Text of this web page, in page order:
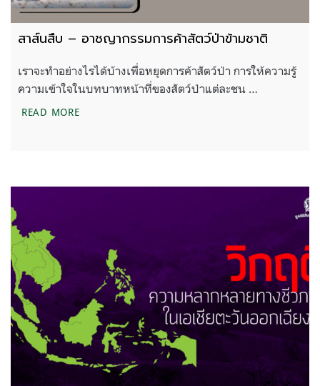
สาส์นสืบ – อาชญากรรมการค้าสัตว์ป่าข้ามชาติ
เราจะทำอย่างไรได้บ้างเพื่อหยุดการค้าสัตว์ป่า การให้ความรู้
ความเข้าใจในบทบาทหน้าที่ของสัตว์ป่าแต่ละชน …
READ MOREสาส์นสืบ – อาชญากรรมการค้าสัตว์ป่าข้ามชาติ